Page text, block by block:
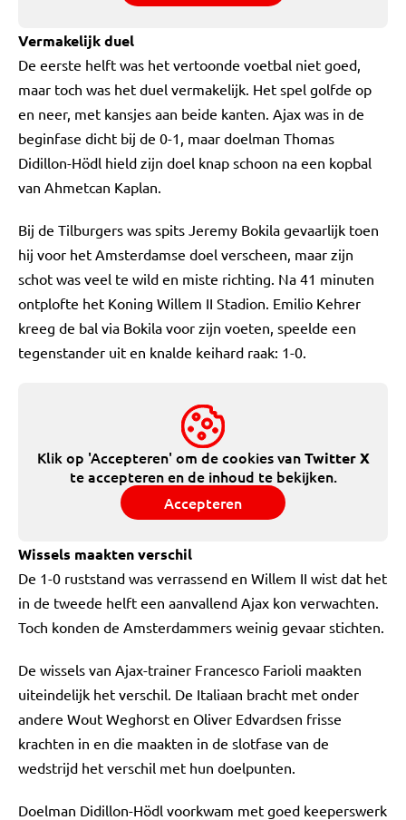
Vermakelijk duel
De eerste helft was het vertoonde voetbal niet goed,
maar toch was het duel vermakelijk. Het spel golfde op
en neer, met kansjes aan beide kanten. Ajax was in de
beginfase dicht bij de 0-1, maar doelman Thomas
Didillon-Hödl hield zijn doel knap schoon na een kopbal
van Ahmetcan Kaplan.
Bij de Tilburgers was spits Jeremy Bokila gevaarlijk toen
hij voor het Amsterdamse doel verscheen, maar zijn
schot was veel te wild en miste richting. Na 41 minuten
ontplofte het Koning Willem II Stadion. Emilio Kehrer
kreeg de bal via Bokila voor zijn voeten, speelde een
tegenstander uit en knalde keihard raak: 1-0.
Klik op 'Accepteren' om de cookies vanTwitter X
te accepteren en de inhoud te bekijken.
Accepteren
Wissels maakten verschil
De 1-0 ruststand was verrassend en Willem II wist dat het
in de tweede helft een aanvallend Ajax kon verwachten.
Toch konden de Amsterdammers weinig gevaar stichten.
De wissels van Ajax-trainer Francesco Farioli maakten
uiteindelijk het verschil. De Italiaan bracht met onder
andere Wout Weghorst en Oliver Edvardsen frisse
krachten in en die maakten in de slotfase van de
wedstrijd het verschil met hun doelpunten.
Doelman Didillon-Hödl voorkwam met goed keeperswerk